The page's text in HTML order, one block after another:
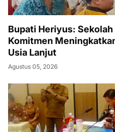
Bupati Heriyus:
Komitmen
Usia Lanjut
Agustus 05, 2026